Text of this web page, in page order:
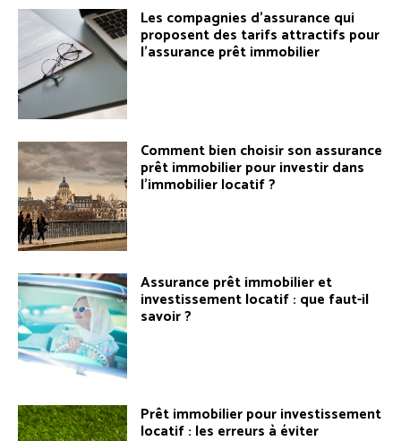
Les compagnies d’assurance qui
proposent des tarifs attractifs pour
l’assurance prêt immobilier
Comment bien choisir son assurance
prêt immobilier pour investir dans
l’immobilier locatif ?
Assurance prêt immobilier et
investissement locatif : que faut-il
savoir ?
Prêt immobilier pour investissement
locatif : les erreurs à éviter